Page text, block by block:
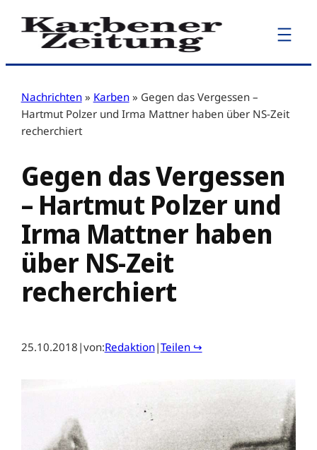
Zum
Inhalt
Nachrichten » Karben » Gegen das Vergessen –
Hartmut Polzer und Irma Mattner haben über NS-Zeit
recherchiert
Gegen das Vergessen
– Hartmut Polzer und
Irma Mattner haben
über NS-Zeit
recherchiert
25.10.2018 |von:Redaktion|Teilen ↪